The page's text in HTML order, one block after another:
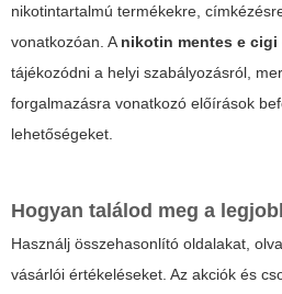
nikotintartalmú termékekre,
vonatkozóan. A nikotin mentes e cigi
tájékozódni a helyi szabályozásról,
forgalmazásra vonatkozó előírások
lehetőségeket.
Hogyan találod meg a
Használj összehasonlító oldalakat,
vásárlói értékeléseket. Az akciók és